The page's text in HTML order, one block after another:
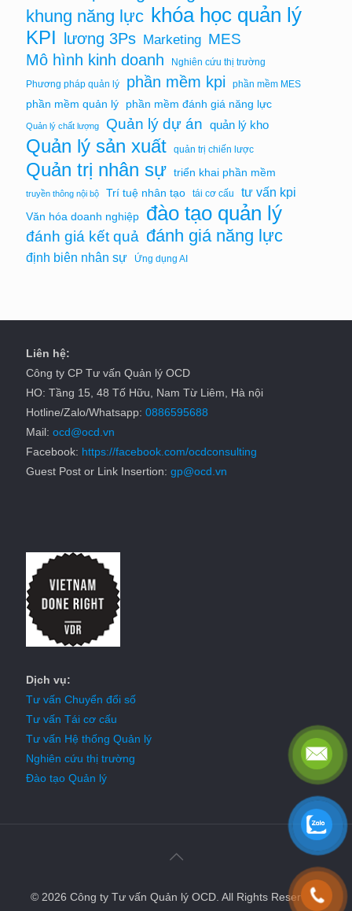
khung năng lực khóa học quản lý
KPI lương 3Ps Marketing MES
Mô hình kinh doanh
Nghiên cứu thị trường
Phương pháp quản lý
phần mềm kpi phần mềm MES
phần mềm quản lý phần mềm đánh giá năng lực
Quản lý chất lượng Quản lý dự án quản lý kho
Quản lý sản xuất quản trị chiến lược
Quản trị nhân sự triển khai phần mềm
truyền thông nội bộ Trí tuệ nhân tạo tái cơ cấu tư vấn kpi
Văn hóa doanh nghiệp đào tạo quản lý
đánh giá kết quả đánh giá năng lực
định biên nhân sự Ứng dụng AI
Liên hệ:
Công ty CP Tư vấn Quản lý OCD
HO: Tầng 15, 48 Tố Hữu, Nam Từ Liêm, Hà nội
Hotline/Zalo/Whatsapp: 0886595688
Mail: ocd@ocd.vn
Facebook: https://facebook.com/ocdconsulting
Guest Post or Link Insertion: gp@ocd.vn
Dịch vụ:
Tư vấn Chuyển đổi số
Tư vấn Tái cơ cấu
Tư vấn Hệ thống Quản lý
Nghiên cứu thị trường
Đào tạo Quản lý
© 2026 Công ty Tư vấn Quản lý OCD. All Rights Reserved.